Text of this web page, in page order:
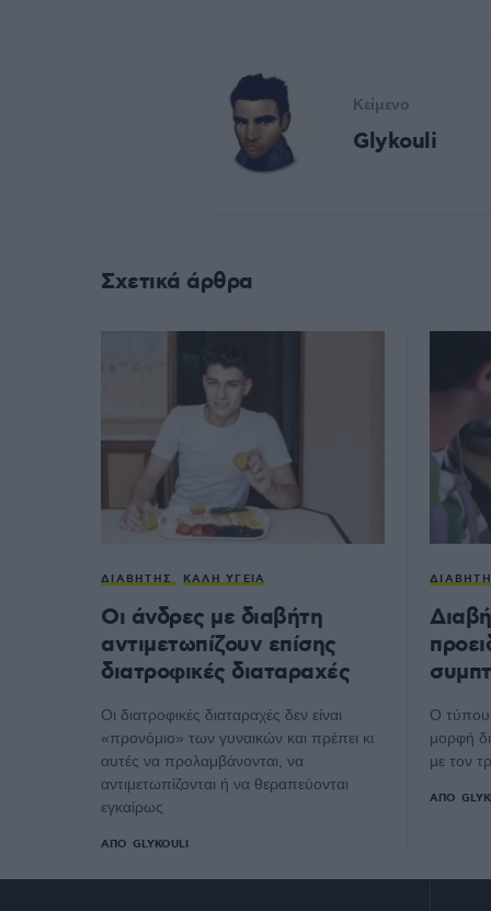
Κείμενο
Glykouli
Σχετικά άρθρα
ΔΙΑΒΉΤΗΣ ΚΑΛΉ ΥΓΕΊΑ
Οι άνδρες με διαβήτη
αντιμετωπίζουν επίσης
διατροφικές διαταραχές
Οι διατροφικές διαταραχές δεν είναι
«προνόμιο» των γυναικών και πρέπει κι
αυτές να προλαμβάνονται, να
αντιμετωπίζονται ή να θεραπεύονται
εγκαίρως
ΑΠΌ GLYKOULI
Ο τύπου
μορφή
με τον
ΑΠΌ